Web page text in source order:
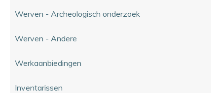
Werven - Archeologisch onderzoek
Werven - Andere
Werkaanbiedingen
Inventarissen